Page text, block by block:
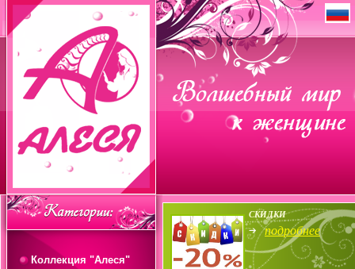
Коллекция "Алеся"
СКИДКИ
подробнее